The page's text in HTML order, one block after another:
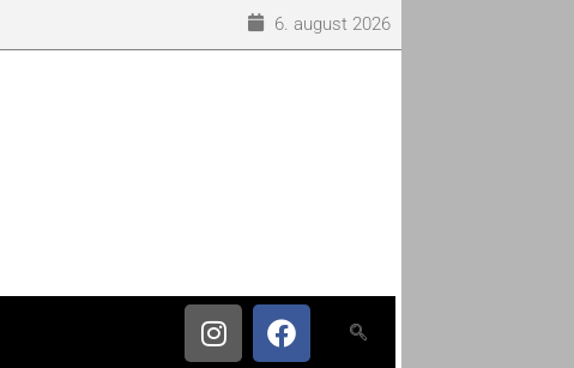
6. august 2026